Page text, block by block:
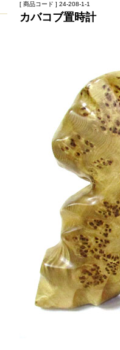
[ 商品コード ] 24-208-1-1
カバコブ置時計